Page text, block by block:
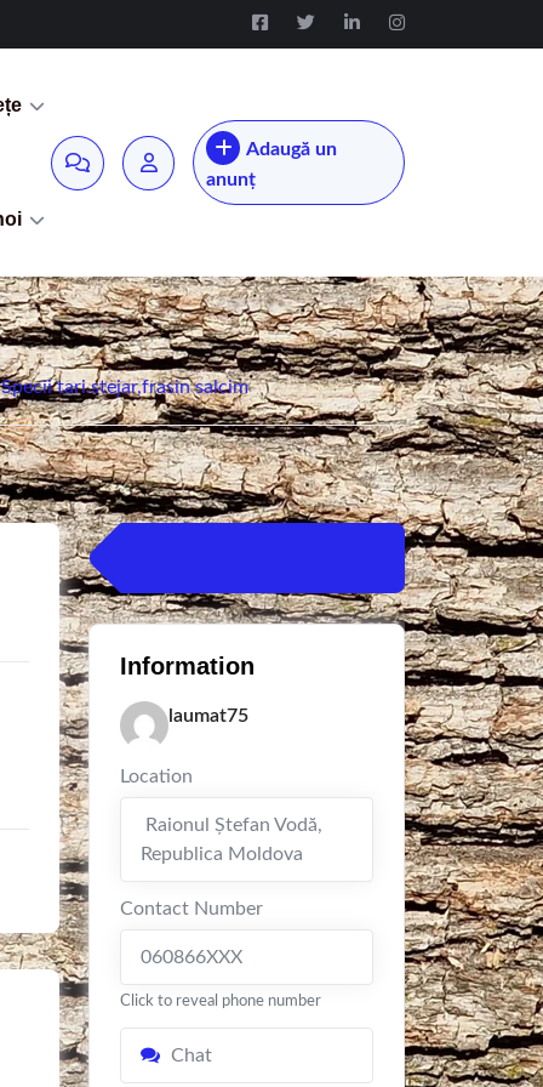
Adaugă un
anunț
tari.stejar,frasin salcim
Information
laumat75
Location
Raionul Ștefan Vodă,
Republica Moldova
Contact Number
060866XXX
Click to reveal phone number
Chat